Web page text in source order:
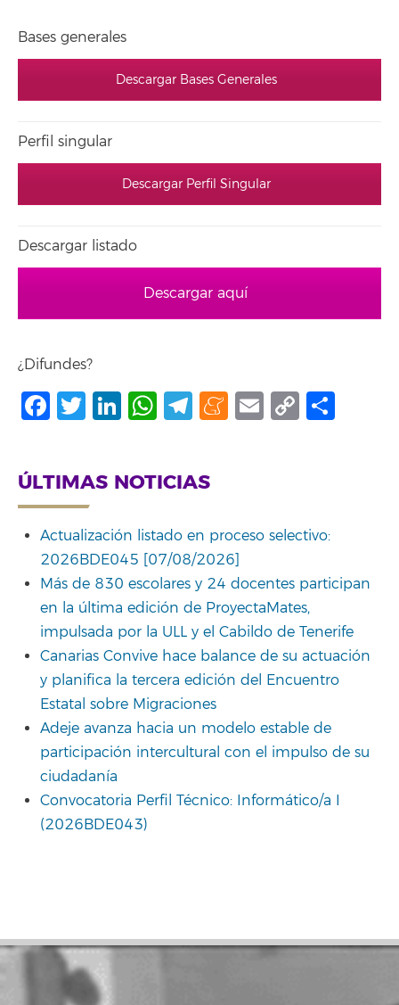
Bases generales
Descargar Bases Generales
Perfil singular
Descargar Perfil Singular
Descargar listado
Descargar aquí
¿Difundes?
Facebook
Twitter
LinkedIn
WhatsApp
Telegram
Meneame
Email
Copy
ÚLTIMAS NOTICIAS
Actualización listado en proceso selectivo:
2026BDE045 [07/08/2026]
Más de 830 escolares y 24 docentes participan
en la última edición de ProyectaMates,
impulsada por la ULL y el Cabildo de Tenerife
Canarias Convive hace balance de su actuación
y planifica la tercera edición del Encuentro
Estatal sobre Migraciones
Adeje avanza hacia un modelo estable de
participación intercultural con el impulso de su
ciudadanía
Convocatoria Perfil Técnico: Informático/a I
(2026BDE043)